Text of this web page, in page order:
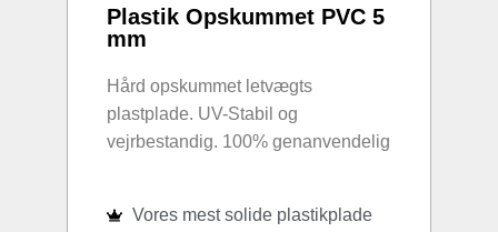
Plastik Opskummet PVC 5
mm
Hård opskummet letvægts
plastplade. UV-Stabil og
vejrbestandig. 100% genanvendelig
Vores mest solide plastikplade